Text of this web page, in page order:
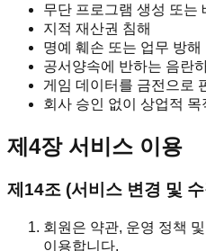
무단 프로그램 생성 또는
지적 재산권 침해
명예 훼손 또는 업무 방해
공서양속에 반하는 음란
게임 데이터를 금전으로
회사 승인 없이 상업적
제4장 서비스 이용
제14조 (서비스 변경 및
회원은 약관, 운영 정책
이용합니다.